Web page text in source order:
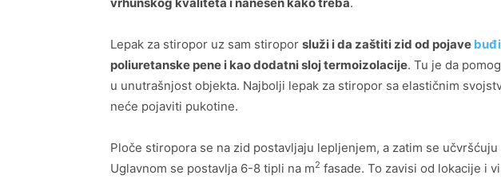
Lepak za stiropor uz sam stiropor služi i da zaštiti zid od pojave buđi
poliuretanske pene i kao dodatni sloj termoizolacije. Tu je da
u unutrašnjost objekta. Najbolji lepak za stiropor sa elastičnim
neće pojaviti pukotine.
Ploče stiropora se na zid postavljaju lepljenjem, a zatim se
Uglavnom se postavlja 6-8 tipli na m2 fasade. To zavisi od lokacije i